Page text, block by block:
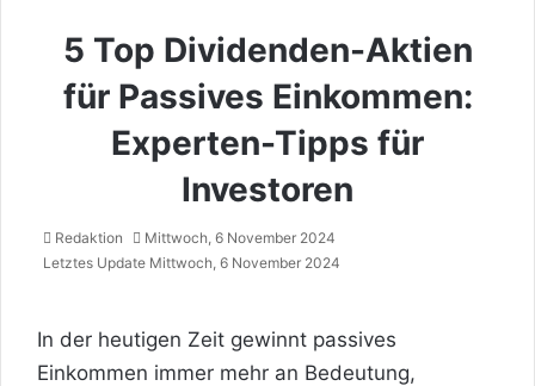
5 Top Dividenden-Aktien
für Passives Einkommen:
Experten-Tipps für
Investoren
Redaktion
Mittwoch, 6 November 2024
Letztes Update Mittwoch, 6 November 2024
In der heutigen Zeit gewinnt passives
Einkommen immer mehr an Bedeutung,